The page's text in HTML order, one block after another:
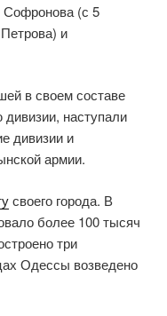
Софронова (с 5
и
в своем составе
наступали
дивизии и
армии.
своего города. В
более 100 тысяч
три
Одессы возведено